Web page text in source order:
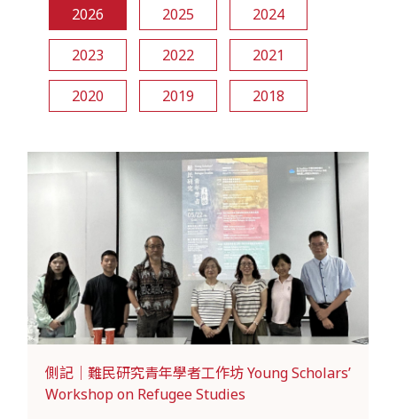
2026 2025 2024
2023 2022 2021
2020 2019 2018
側記｜難民研究青年學者工作坊 Young Scholars’
Workshop on Refugee Studies